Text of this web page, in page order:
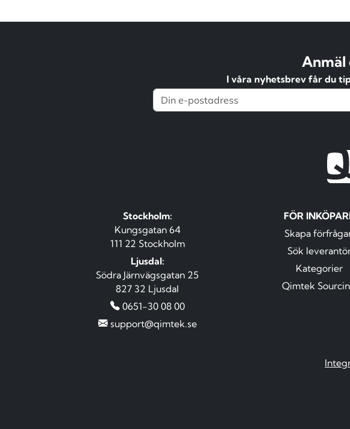
Anmäl
I våra nyhetsbrev får du
Stockholm:
Kungsgatan 64
111 22 Stockholm
Ljusdal:
Södra Järnvägsgatan 25
827 32 Ljusdal
0651-30 08 00
support@qimtek.se
FÖR
Skapa
Sök
Kategorier
Qimtek